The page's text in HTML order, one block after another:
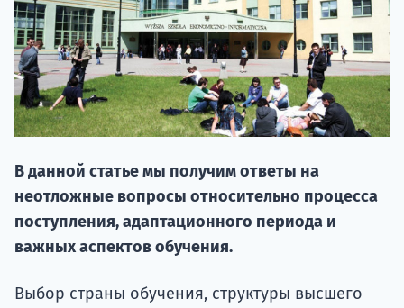
В данной статье мы получим ответы на
неотложные вопросы относительно процесса
поступления, адаптационного периода и
важных аспектов обучения.
Выбор страны обучения, структуры высшего
20.09